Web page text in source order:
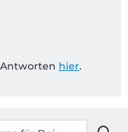
Antworten hier.